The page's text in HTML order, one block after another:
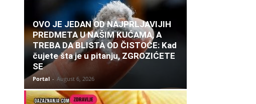
OVO JE JEDAN OD NAJPRLJAVIJIH
PREDMETA U NAŠIM KUĆAMA, A
TREBA DA BLISTA OD ČISTOĆE: Kad
čujete šta je u pitanju, ZGROZIĆETE
SE
Portal - August 6, 2026